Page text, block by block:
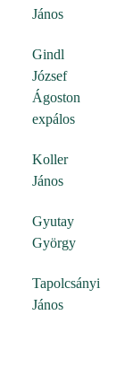
János
Gindl
József
Ágoston
expálos
Koller
János
Gyutay
György
Tapolcsányi
János